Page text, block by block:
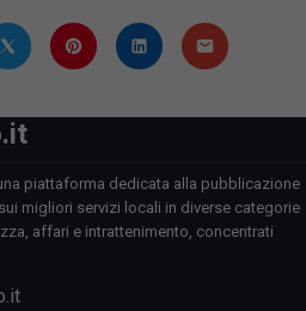
piattaforma dedicata alla pubblicazione
migliori servizi locali in diverse categorie
affari e intrattenimento, concentrati